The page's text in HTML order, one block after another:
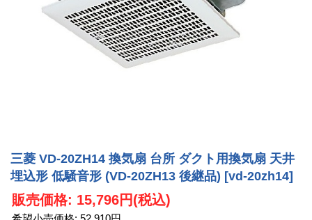
三菱 VD-20ZH14 換気扇 台所 ダクト用換気扇 天井
埋込形 低騒音形 (VD-20ZH13 後継品) [vd-20zh14]
販売価格: 15,796円(税込)